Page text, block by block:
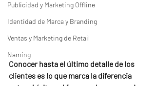
Publicidad y Marketing Offline
Identidad de Marca y Branding
Ventas y Marketing de Retail
Naming
Conocer hasta el último detalle de los
clientes es lo que marca la diferencia